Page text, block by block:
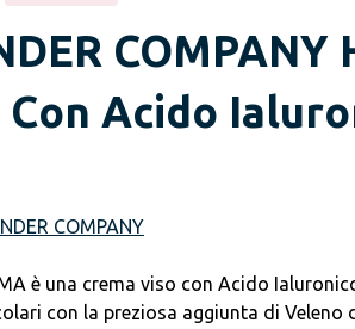
COMPANY
Con Acido
COMPANY
è una crema viso con Acido
con la preziosa aggiunta di Veleno